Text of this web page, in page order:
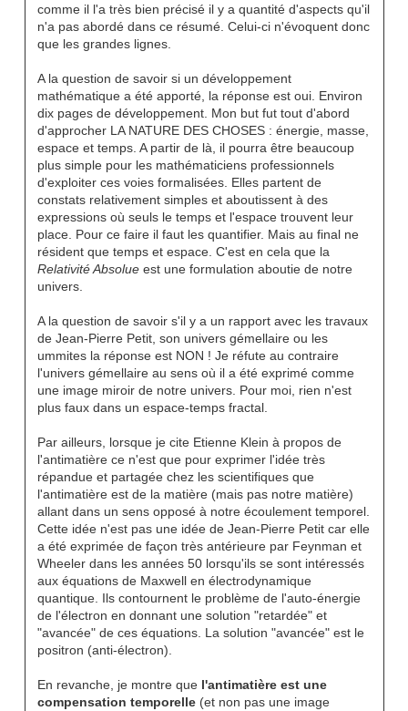
comme il l'a très bien précisé il y a quantité d'aspects qu'il
n'a pas abordé dans ce résumé. Celui-ci n'évoquent donc
que les grandes lignes.
A la question de savoir si un développement
mathématique a été apporté, la réponse est oui. Environ
dix pages de développement. Mon but fut tout d'abord
d'approcher LA NATURE DES CHOSES : énergie, masse,
espace et temps. A partir de là, il pourra être beaucoup
plus simple pour les mathématiciens professionnels
d'exploiter ces voies formalisées. Elles partent de
constats relativement simples et aboutissent à des
expressions où seuls le temps et l'espace trouvent leur
place. Pour ce faire il faut les quantifier. Mais au final ne
résident que temps et espace. C'est en cela que la
Relativité Absolue est une formulation aboutie de notre
univers.
A la question de savoir s'il y a un rapport avec les travaux
de Jean-Pierre Petit, son univers gémellaire ou les
ummites la réponse est NON ! Je réfute au contraire
l'univers gémellaire au sens où il a été exprimé comme
une image miroir de notre univers. Pour moi, rien n'est
plus faux dans un espace-temps fractal.
Par ailleurs, lorsque je cite Etienne Klein à propos de
l'antimatière ce n'est que pour exprimer l'idée très
répandue et partagée chez les scientifiques que
l'antimatière est de la matière (mais pas notre matière)
allant dans un sens opposé à notre écoulement temporel.
Cette idée n'est pas une idée de Jean-Pierre Petit car elle
a été exprimée de façon très antérieure par Feynman et
Wheeler dans les années 50 lorsqu'ils se sont intéressés
aux équations de Maxwell en électrodynamique
quantique. Ils contournent le problème de l'auto-énergie
de l'électron en donnant une solution "retardée" et
"avancée" de ces équations. La solution "avancée" est le
positron (anti-électron).
En revanche, je montre que l'antimatière est une
compensation temporelle(et non pas une image